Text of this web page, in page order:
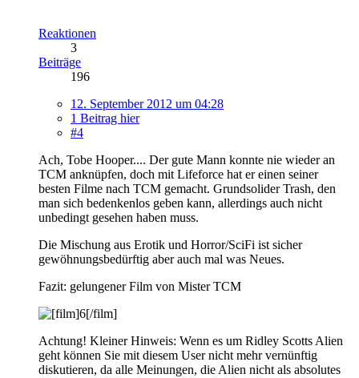
Reaktionen
3
Beiträge
196
12. September 2012 um 04:28
1 Beitrag hier
#4
Ach, Tobe Hooper.... Der gute Mann konnte nie wieder an
TCM anknüpfen, doch mit Lifeforce hat er einen seiner
besten Filme nach TCM gemacht. Grundsolider Trash, den
man sich bedenkenlos geben kann, allerdings auch nicht
unbedingt gesehen haben muss.
Die Mischung aus Erotik und Horror/SciFi ist sicher
gewöhnungsbedürftig aber auch mal was Neues.
Fazit: gelungener Film von Mister TCM
Achtung! Kleiner Hinweis: Wenn es um Ridley Scotts Alien
geht können Sie mit diesem User nicht mehr vernünftig
diskutieren, da alle Meinungen, die Alien nicht als absolutes